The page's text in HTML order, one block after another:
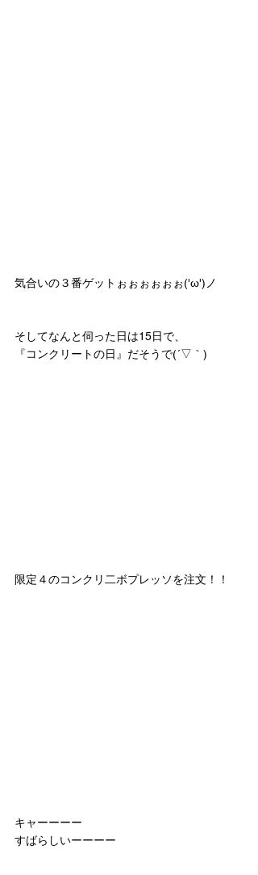
気合いの３番ゲットぉぉぉぉぉぉ('ω')ノ
そしてなんと伺った日は15日で、
『コンクリートの日』だそうで(´▽｀)
限定４のコンクリ二ボプレッソを注文！！
キャーーーー
すばらしいーーーー